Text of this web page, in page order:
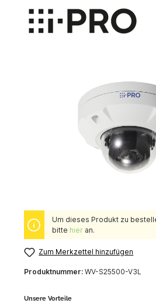
Um dieses Produkt zu
bitte hieran.
Zum Merkzettel hinzufügen
Produktnummer: WV-S25500-V3L
Unsere Vorteile